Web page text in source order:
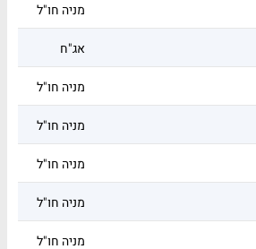
מניה חו"ל
אג"ח
מניה חו"ל
מניה חו"ל
מניה חו"ל
מניה חו"ל
מניה חו"ל